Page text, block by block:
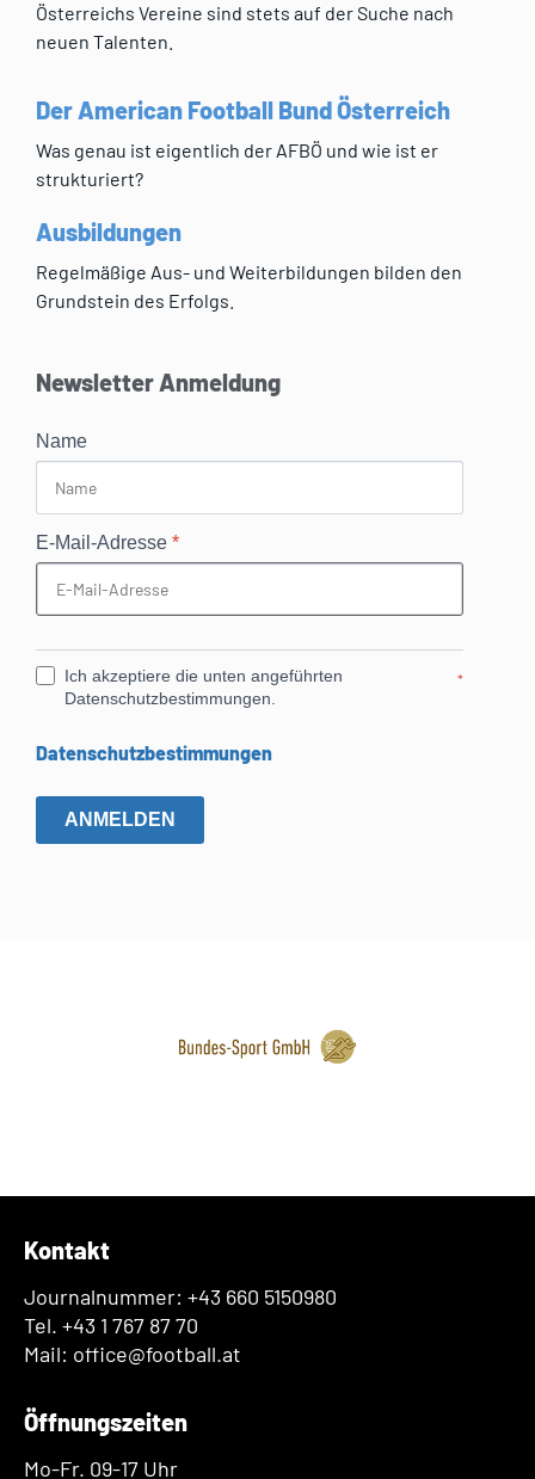
Österreichs Vereine sind stets auf der Suche nach
neuen Talenten.
Der American Football Bund Österreich
Was genau ist eigentlich der AFBÖ und wie ist er
strukturiert?
Ausbildungen
Regelmäßige Aus- und Weiterbildungen bilden den
Grundstein des Erfolgs.
Newsletter Anmeldung
Name
E-Mail-Adresse *
Ich akzeptiere die unten angeführten
Datenschutzbestimmungen.
*
Datenschutzbestimmungen
ANMELDEN
Kontakt
Journalnummer: +43 660 5150980
Tel. +43 1 767 87 70
Mail: office@football.at
Öffnungszeiten
Mo-Fr. 09-17 Uhr